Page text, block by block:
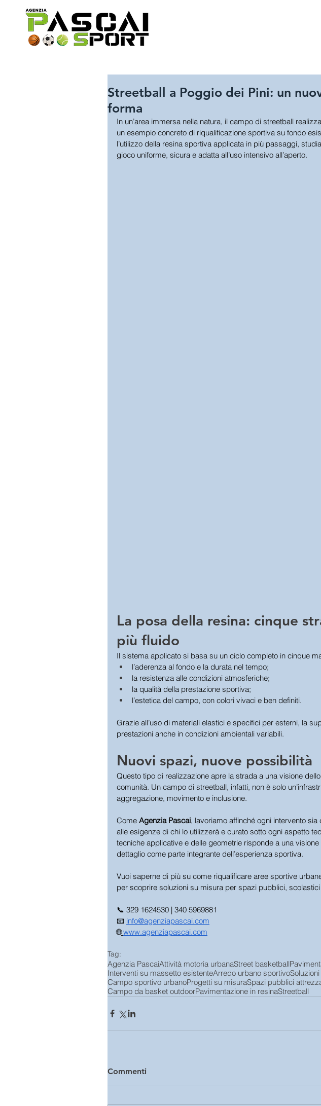
Streetball a Poggio dei Pini: un
forma
In un’area immersa nella natura, il campo di streetball
un esempio concreto di riqualificazione sportiva su fondo
l’utilizzo della resina sportiva applicata in più passaggi,
gioco uniforme, sicura e adatta all’uso intensivo all’aperto.
La posa della resina: cinque
più fluido
Il sistema applicato si basa su un ciclo completo in cinque
l’aderenza al fondo e la durata nel tempo;
la resistenza alle condizioni atmosferiche;
la qualità della prestazione sportiva;
l’estetica del campo, con colori vivaci e ben definiti.
Grazie all’uso di materiali elastici e specifici per esterni, la
prestazioni anche in condizioni ambientali variabili.
Nuovi spazi, nuove possibilità
Questo tipo di realizzazione apre la strada a una visione
comunità. Un campo di streetball, infatti, non è solo
aggregazione, movimento e inclusione.
Come Agenzia Pascai, lavoriamo affinché ogni intervento
alle esigenze di chi lo utilizzerà e curato sotto ogni aspetto
tecniche applicative e delle geometrie risponde a una
dettaglio come parte integrante dell’esperienza sportiva.
Vuoi saperne di più su come riqualificare aree sportive
per scoprire soluzioni su misura per spazi pubblici,
📞 329 1624530 | 340 5969881
📧 info@agenziapascai.com
🌐 www.agenziapascai.com
Tag:
Agenzia PascaiAttività motoria urbanaStreet basketball
Interventi su massetto esistenteArredo urbano sportivo
Campo sportivo urbanoProgetti su misuraSpazi pubblici
Campo da basket outdoorPavimentazione in resinaStreetball
Commenti